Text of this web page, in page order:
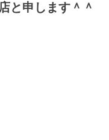
と申します＾＾